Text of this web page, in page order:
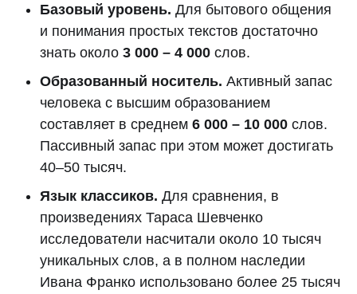
Базовый уровень. Для бытового общения
и понимания простых текстов достаточно
знать около 3 000 – 4 000 слов.
Образованный носитель. Активный запас
человека с высшим образованием
составляет в среднем 6 000 – 10 000 слов.
Пассивный запас при этом может достигать
40–50 тысяч.
Язык классиков. Для сравнения, в
произведениях Тараса Шевченко
исследователи насчитали около 10 тысяч
уникальных слов, а в полном наследии
Ивана Франко использовано более 25 тысяч